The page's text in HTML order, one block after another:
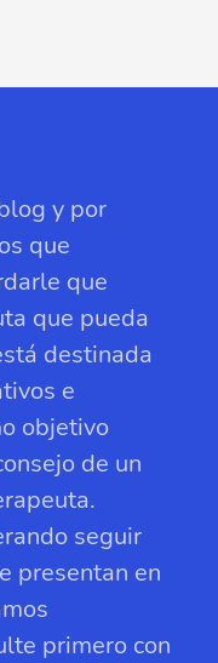
y por
que
que
que pueda
destinada
e
objetivo
de un
seguir
presentan en
primero con